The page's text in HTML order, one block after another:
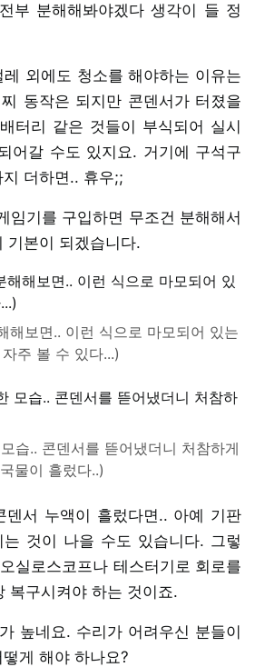
부 분해해봐야겠다 생각이 들 정
레 외에도 청소를 해야하는 이유는
동작은 되지만 콘덴서가 터졌을
터리 같은 것들이 부식되어 실시
어갈 수도 있지요. 거기에 구석구
더하면.. 휴우;;
임기를 구입하면 무조건 분해해서
기본이 되겠습니다.
해보면.. 이런 식으로 마모되어 있는
주 볼 수 있다...)
습.. 콘덴서를 뜯어냈더니 처참하게
국물이 흘렀다..)
덴서 누액이 흘렀다면.. 아예 기판
것이 나을 수도 있습니다. 그렇
실로스코프나 테스터기로 회로를
복구시켜야 하는 것이죠.
높네요. 수리가 어려우신 분들이
게 해야 하나요?